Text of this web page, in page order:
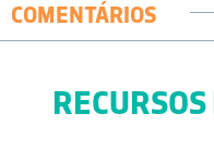
COMENTÁRIOS